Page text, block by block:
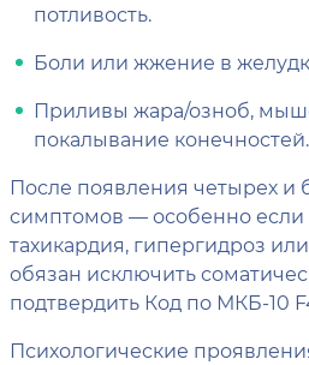
потливость.
Боли или жжение в
Приливы жара/озноб,
покалывание конечностей.
После появления четырех и
симптомов — особенно если
тахикардия, гипергидроз
обязан исключить
подтвердить Код по МКБ-10
Психологические